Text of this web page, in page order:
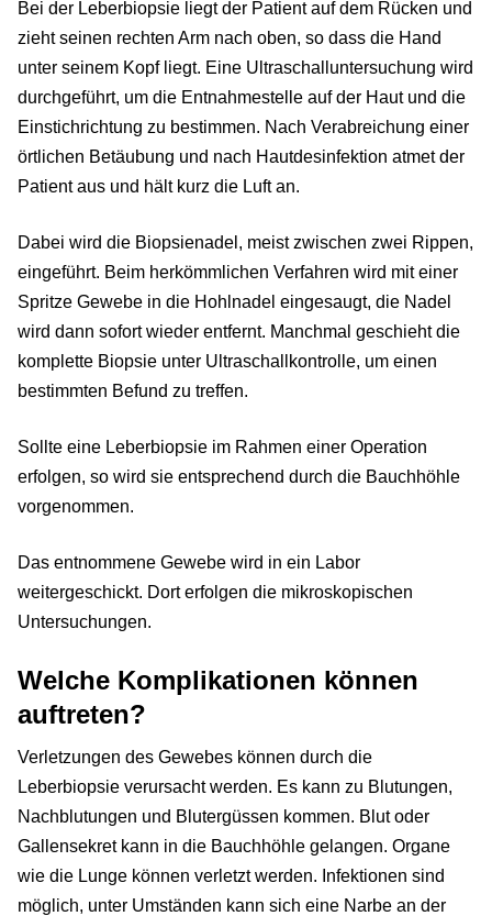
Bei der Leberbiopsie liegt der Patient auf dem Rücken und
zieht seinen rechten Arm nach oben, so dass die Hand
unter seinem Kopf liegt. Eine Ultraschalluntersuchung wird
durchgeführt, um die Entnahmestelle auf der Haut und die
Einstichrichtung zu bestimmen. Nach Verabreichung einer
örtlichen Betäubung und nach Hautdesinfektion atmet der
Patient aus und hält kurz die Luft an.
Dabei wird die Biopsienadel, meist zwischen zwei Rippen,
eingeführt. Beim herkömmlichen Verfahren wird mit einer
Spritze Gewebe in die Hohlnadel eingesaugt, die Nadel
wird dann sofort wieder entfernt. Manchmal geschieht die
komplette Biopsie unter Ultraschallkontrolle, um einen
bestimmten Befund zu treffen.
Sollte eine Leberbiopsie im Rahmen einer Operation
erfolgen, so wird sie entsprechend durch die Bauchhöhle
vorgenommen.
Das entnommene Gewebe wird in ein Labor
weitergeschickt. Dort erfolgen die mikroskopischen
Untersuchungen.
Welche Komplikationen können
auftreten?
Verletzungen des Gewebes können durch die
Leberbiopsie verursacht werden. Es kann zu Blutungen,
Nachblutungen und Blutergüssen kommen. Blut oder
Gallensekret kann in die Bauchhöhle gelangen. Organe
wie die Lunge können verletzt werden. Infektionen sind
möglich, unter Umständen kann sich eine Narbe an der